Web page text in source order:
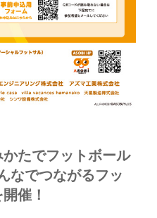
たでフットボール
なでつながるフッ
催！